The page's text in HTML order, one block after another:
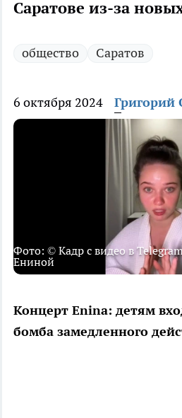
Саратове из-за
общество Саратов
6 октября 2024 Григорий
Фото: © Кадр с видео в
Ениной
Концерт Enina: детям
бомба замедленного